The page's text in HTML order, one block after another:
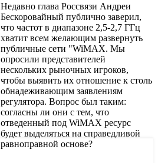
Недавно глава Россвязи Андреи
Бескоровайный публично заверил,
что частот в диапазоне 2,5-2,7 ГГц
хватит всем желающим развернуть
публичные сети "WiMAX. Мы
опросили представителей
нескольких рыночных игроков,
чтобы выявить их отношение к столь
обнадеживающим заявлениям
регулятора. Вопрос был таким:
согласны ли они с тем, что
отведенный под WiMAX ресурс
будет выделяться на справедливой
равноправной основе?